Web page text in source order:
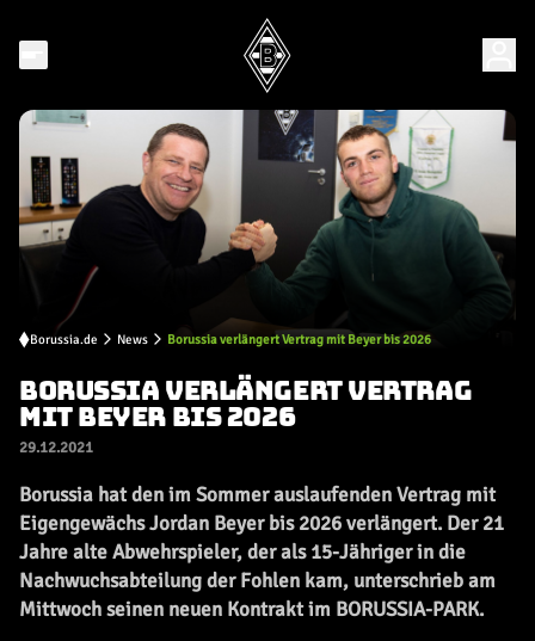
Borussia.de News Borussia verlängert Vertrag mit Beyer bis 2026
BORUSSIA VERLÄNGERT VERTRAG
MIT BEYER BIS 2026
29.12.2021
Borussia hat den im Sommer auslaufenden Vertrag mit
Eigengewächs Jordan Beyer bis 2026 verlängert. Der 21
Jahre alte Abwehrspieler, der als 15-Jähriger in die
Nachwuchsabteilung der Fohlen kam, unterschrieb am
Mittwoch seinen neuen Kontrakt im BORUSSIA-PARK.